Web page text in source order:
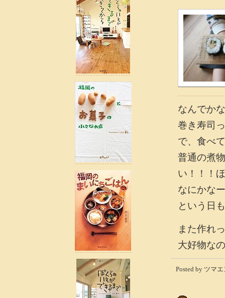
なんでか
巻き寿司
で、食べ
普通の煮
い！！！
なにかな
という日
また作れ
大好物な
Posted by ツマ